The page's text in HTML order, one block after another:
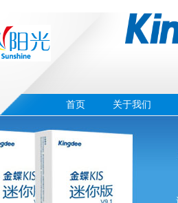
首页 关于我们